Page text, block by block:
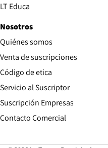
LT Educa
Nosotros
Quiénes somos
Venta de suscripciones
Código de etica Opens in new
Servicio al Suscriptor
Suscripción Empresas
Contacto Comercial